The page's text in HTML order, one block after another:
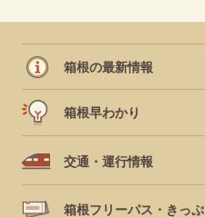
箱根の最新情報
箱根早わかり
交通・運行情報
箱根フリーパス・きっぷ